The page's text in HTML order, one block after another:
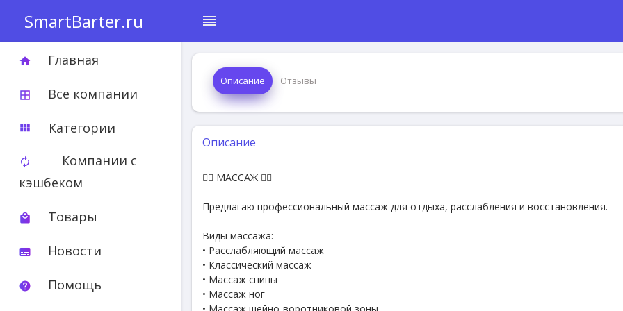
SmartBarter.ru reorder
home Главная
border_all Все компании
view_module Категории
autorenew
Компании с
кэшбеком
local_mall Товары
subtitles Новости
help Помощь
Описание Отзывы
Описание
💆‍♂️ МАССАЖ 💆‍♀️
Предлагаю профессиональный массаж для отдыха, расслабления и восстановления.
Виды массажа:
• Расслабляющий массаж
• Классический массаж
• Массаж спины
• Массаж ног